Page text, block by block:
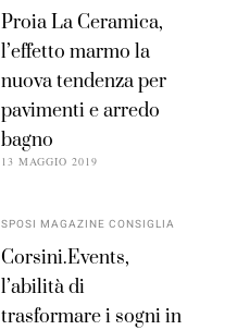
Proia La Ceramica,
l’effetto marmo la
nuova tendenza per
pavimenti e arredo
bagno
13 MAGGIO 2019
SPOSI MAGAZINE CONSIGLIA
Corsini.Events,
l’abilità di
trasformare i sogni in